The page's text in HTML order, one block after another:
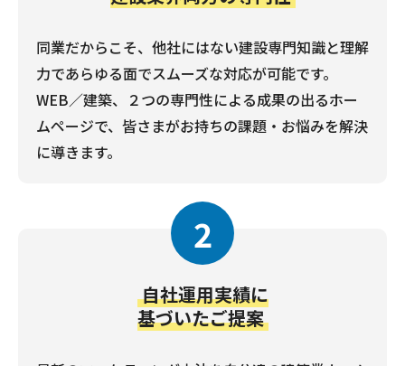
同業だからこそ、他社にはない建設専門知識と理解
力であらゆる面でスムーズな対応が可能です。
WEB／建築、２つの専門性による成果の出るホー
ムページで、皆さまがお持ちの課題・お悩みを解決
に導きます。
2
自社運用実績に
基づいたご提案